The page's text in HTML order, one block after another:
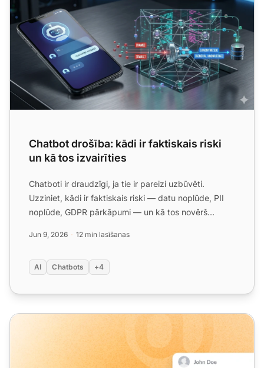
Chatbot drošība: kādi ir faktiskais riski
un kā tos izvairīties
Chatboti ir draudzīgi, ja tie ir pareizi uzbūvēti.
Uzziniet, kādi ir faktiskais riski — datu noplūde, PII
noplūde, GDPR pārkāpumi — un kā tos novērš
Jun 9, 2026 12 min lasīšanas
AI Chatbots +4
LiveAgent mēneša produkta atjauninājums: Jūnijs 2026